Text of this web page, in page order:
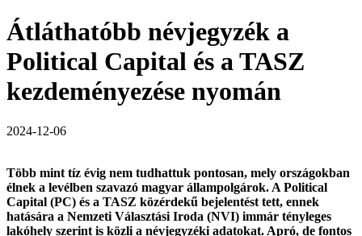
Átláthatóbb névjegyzék a
Political Capital és a TASZ
kezdeményezése nyomán
2024-12-06
Több mint tíz évig nem tudhattuk pontosan, mely országokban
élnek a levélben szavazó magyar állampolgárok. A Political
Capital (PC) és a TASZ közérdekű bejelentést tett, ennek
hatására a Nemzeti Választási Iroda (NVI) immár tényleges
lakóhely szerint is közli a névjegyzéki adatokat. Apró, de fontos